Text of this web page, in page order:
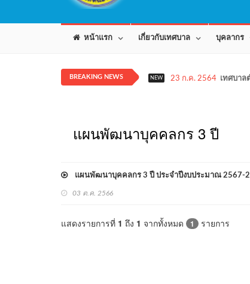
หน้าแรก เกี่ยวกับเทศบาล บุคลากร
BREAKING NEWS NEW 23 ก.ค. 2564 เทศบาล
แผนพัฒนาบุคคลกร 3 ปี
แผนพัฒนาบุคคลกร 3 ปี ประจำปีงบประมาณ 2567-
03 ต.ค. 2566
แสดงรายการที่ 1 ถึง 1 จากทั้งหมด 1 รายการ